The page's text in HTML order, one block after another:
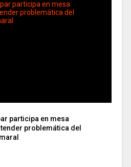
participa en mesa
problemática del